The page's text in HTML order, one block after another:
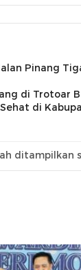
Pinang
di Trotoar
di
ditampilkan